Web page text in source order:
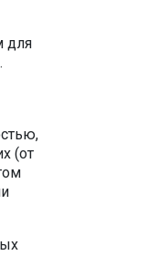
для
(от